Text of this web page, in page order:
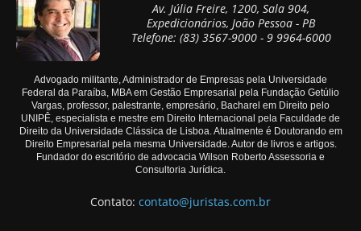
Av. Júlia Freire, 1200, Sala 904,
Expedicionários, João Pessoa - PB
Telefone: (83) 3567-9000 - 9 9964-6000
Advogado militante, Administrador de Empresas pela Universidade
Federal da Paraíba, MBA em Gestão Empresarial pela Fundação Getúlio
Vargas, professor, palestrante, empresário, Bacharel em Direito pelo
UNIPÊ, especialista e mestre em Direito Internacional pela Faculdade de
Direito da Universidade Clássica de Lisboa. Atualmente é Doutorando em
Direito Empresarial pela mesma Universidade. Autor de livros e artigos.
Fundador do escritório de advocacia Wilson Roberto Assessoria e
Consultoria Jurídica.
Contato: contato@juristas.com.br